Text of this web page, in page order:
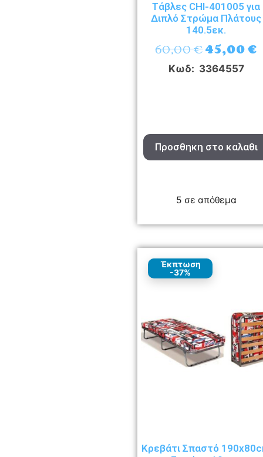
Τάβλες CHI-401005 για
Διπλό Στρώμα Πλάτους
140.5εκ.
60,00€45,00€
Κωδ: 3364557
Προσθηκη στο καλαθι
5 σε απόθεμα
Έκπτωση
-37%
Κρεβάτι Σπαστό